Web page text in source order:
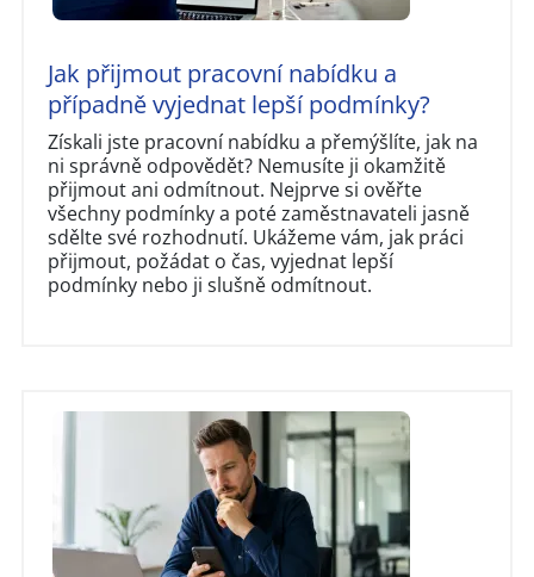
Jak přijmout pracovní nabídku a
případně vyjednat lepší podmínky?
Získali jste pracovní nabídku a přemýšlíte, jak na
ni správně odpovědět? Nemusíte ji okamžitě
přijmout ani odmítnout. Nejprve si ověřte
všechny podmínky a poté zaměstnavateli jasně
sdělte své rozhodnutí. Ukážeme vám, jak práci
přijmout, požádat o čas, vyjednat lepší
podmínky nebo ji slušně odmítnout.